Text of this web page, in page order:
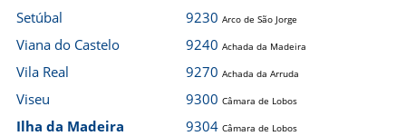
Setúbal
Viana do Castelo
Vila Real
Viseu
Ilha da Madeira
9230 Arco de São Jorge
9240 Achada da Madeira
9270 Achada da Arruda
9300 Câmara de Lobos
9304 Câmara de Lobos